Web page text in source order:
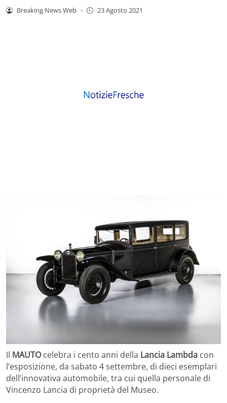
Breaking News Web - 23 Agosto 2021
Il MAUTO celebra i cento anni della Lancia Lambda con
l’esposizione, da sabato 4 settembre, di dieci esemplari
dell’innovativa automobile, tra cui quella personale di
Vincenzo Lancia di proprietà del Museo.